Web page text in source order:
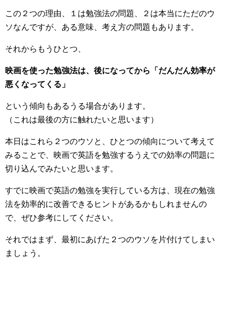
この２つの理由、１は勉強法の問題、２は本当にただのウ
ソなんですが、ある意味、考え方の問題もあります。
それからもうひとつ、
映画を使った勉強法は、後になってから「だんだん効率が
悪くなってくる」
という傾向もあるうる場合があります。
（これは最後の方に触れたいと思います）
本日はこれら２つのウソと、ひとつの傾向について考えて
みることで、映画で英語を勉強するうえでの効率の問題に
切り込んでみたいと思います。
すでに映画で英語の勉強を実行している方は、現在の勉強
法を効率的に改善できるヒントがあるかもしれませんの
で、ぜひ参考にしてください。
それではまず、最初にあげた２つのウソを片付けてしまい
ましょう。